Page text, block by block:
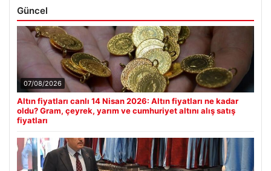
Güncel
07/08/2026
Altın fiyatları canlı 14 Nisan 2026: Altın fiyatları ne kadar
oldu? Gram, çeyrek, yarım ve cumhuriyet altını alış satış
fiyatları